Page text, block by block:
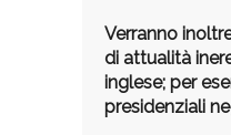
Verranno
di attualità
inglese; per
presidenziali